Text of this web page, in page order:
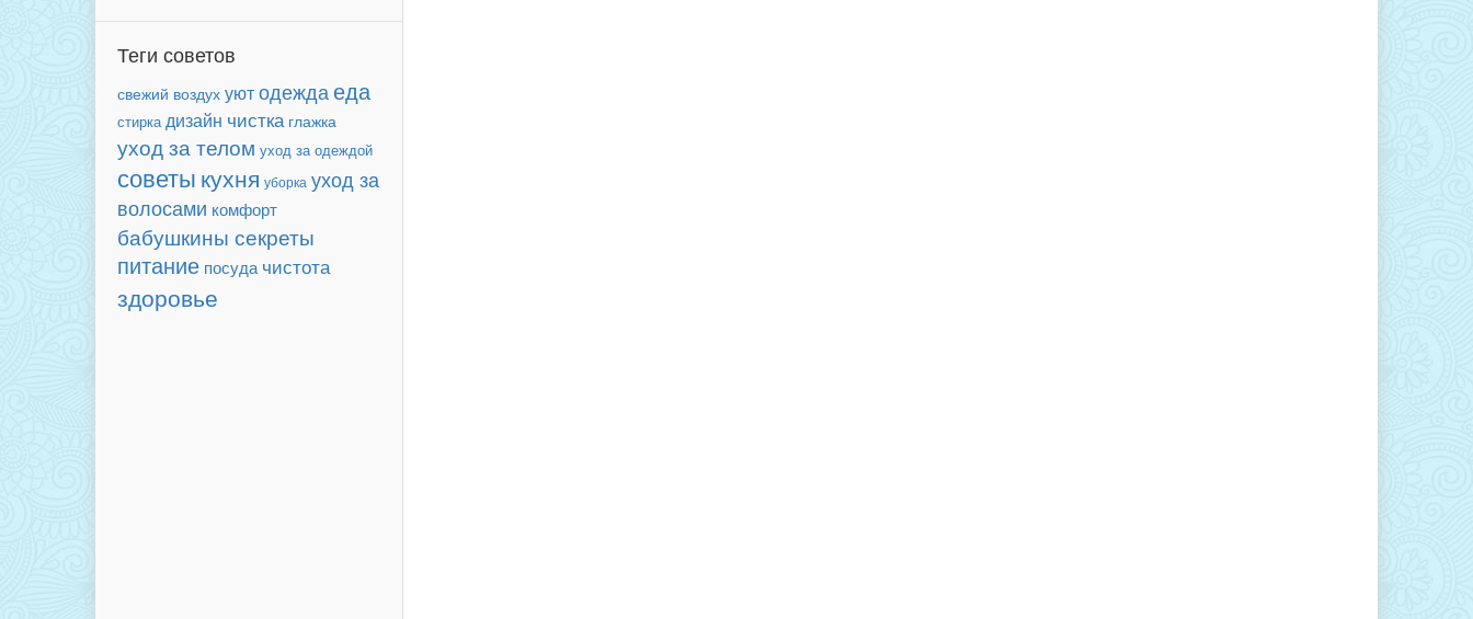
Теги советов
свежий воздух уютодеждаеда
стирка дизайн чистка глажка
уход за телом уход за одеждой
советы кухня уборка уход за
волосами комфорт
бабушкины секреты
питание посуда чистота
здоровье